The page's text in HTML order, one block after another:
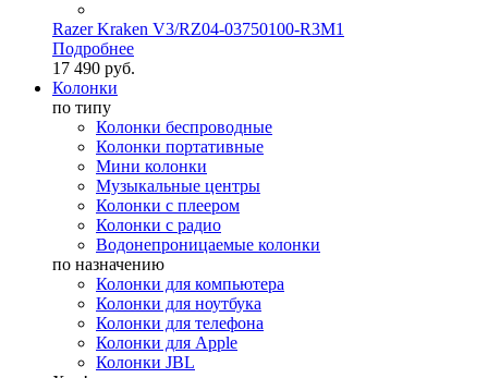
Razer Kraken V3/RZ04-03750100-R3M1
Подробнее
17 490 руб.
Колонки
по типу
Колонки беспроводные
Колонки портативные
Мини колонки
Музыкальные центры
Колонки с плеером
Колонки с радио
Водонепроницаемые колонки
по назначению
Колонки для компьютера
Колонки для ноутбука
Колонки для телефона
Колонки для Apple
Колонки JBL